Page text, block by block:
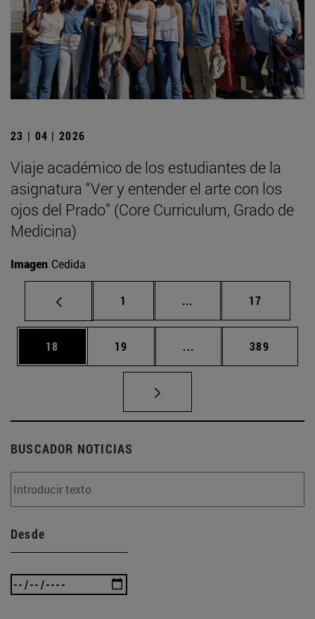
23 | 04 | 2026
Viaje académico de los estudiantes de la
asignatura “Ver y entender el arte con los
ojos del Prado” (Core Curriculum, Grado de
Medicina)
Imagen Cedida
Página
1 ... Páginas intermedias
Página
17
Página
18 Página
19 ... Páginas intermedias
Página
389
BUSCADOR NOTICIAS
Desde